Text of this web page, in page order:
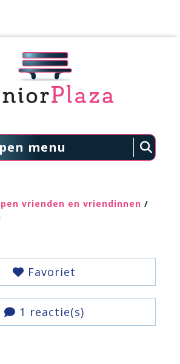
menu
vrienden en vriendinnen /
Favoriet
1 reactie(s)